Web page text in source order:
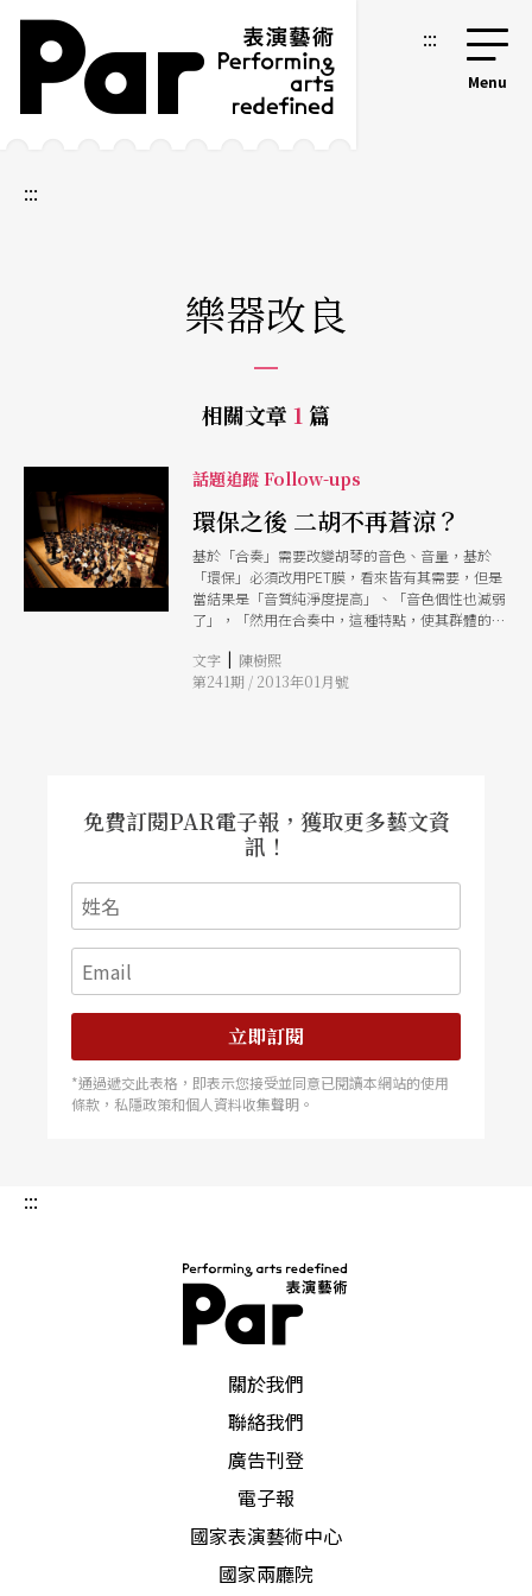
跳到主要內容區塊
網站導覽 :::
:::
樂器改良
相關文章 1 篇
話題追蹤 Follow-ups
環保之後 二胡不再蒼涼？
基於「合奏」需要改變胡琴的音色、音量，基於
「環保」必須改用PET膜，看來皆有其需要，但是
當結果是「音質純淨度提高」、「音色個性也減弱
了」，「然用在合奏中，這種特點，使其群體的音
更動了原本與胡琴音色個性合一的情緒感受，減低
它的憂鬱悲怨，代之以全然相反的明亮純淨。
文字 | 陳樹熙
第241期 / 2013年01月號
免費訂閱PAR電子報，獲取更多藝文資
訊！
立即訂閱
*通過遞交此表格，即表示您接受並同意已閱讀本網站的使用
條款，私隱政策和個人資料收集聲明。
:::
關於我們
聯絡我們
廣告刊登
電子報
國家表演藝術中心
國家兩廳院